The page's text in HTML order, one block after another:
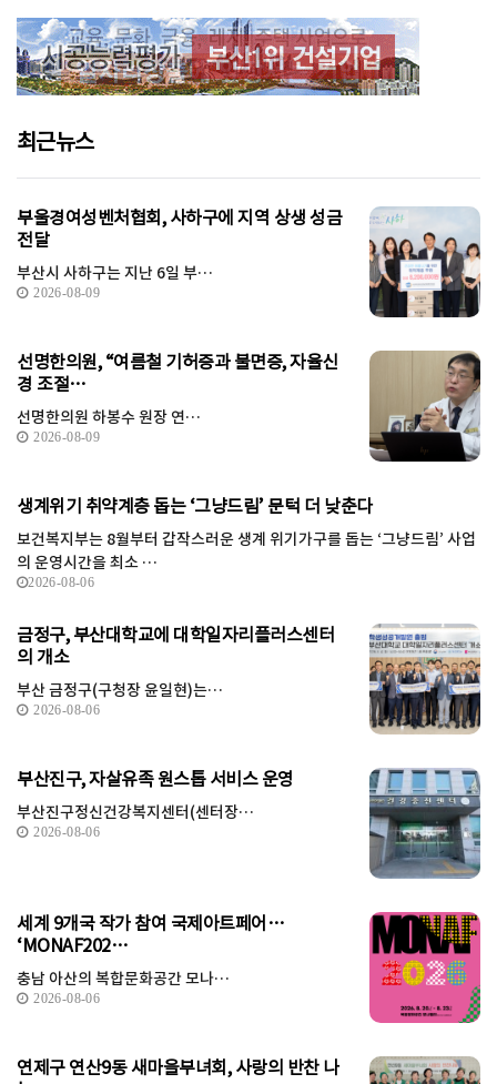
최근뉴스
부울경여성벤처협회, 사하구에 지역 상생 성금
전달
부산시 사하구는 지난 6일 부…
2026-08-09
선명한의원, “여름철 기허증과 불면증, 자율신
경 조절…
선명한의원 하봉수 원장 연…
2026-08-09
생계위기 취약계층 돕는 ‘그냥드림’ 문턱 더 낮춘다
보건복지부는 8월부터 갑작스러운 생계 위기가구를 돕는 ‘그냥드림’ 사업
의 운영시간을 최소 …
2026-08-06
금정구, 부산대학교에 대학일자리플러스센터
의 개소
부산 금정구(구청장 윤일현)는…
2026-08-06
부산진구, 자살유족 원스톱 서비스 운영
부산진구정신건강복지센터(센터장…
2026-08-06
세계 9개국 작가 참여 국제아트페어…
‘MONAF202…
충남 아산의 복합문화공간 모나…
2026-08-06
연제구 연산9동 새마을부녀회, 사랑의 반찬 나